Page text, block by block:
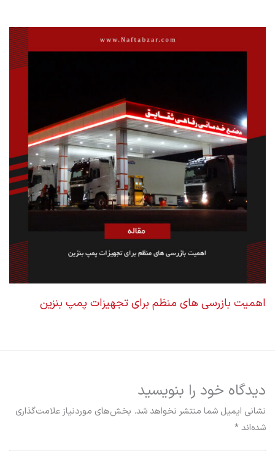
اهمیت بازرسی های منظم برای تجهیزات پمپ بنزین
دیدگاه‌ خود را بنویسید
نشانی ایمیل شما منتشر نخواهد شد. بخش‌های موردنیاز علامت‌گذاری
شده‌اند*